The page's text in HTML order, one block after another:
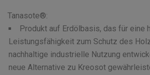
Tanasote®:
Produkt auf Erdölbasis, das für eine
Leistungsfähigkeit zum Schutz des
nachhaltige industrielle Nutzung
neue Alternative zu Kreosot